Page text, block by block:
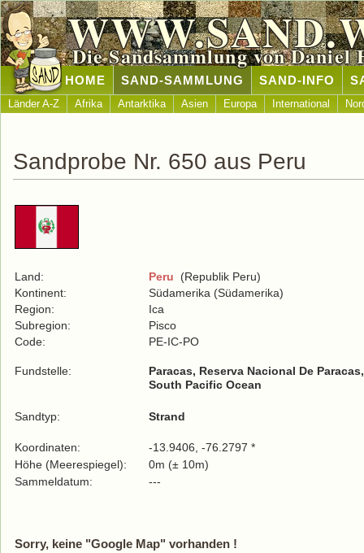
Die Sandsammlung von Daniel
HOME SAND-SAMMLUNG SAND-INFO
Länder A-Z Afrika Antarktika Asien Europa International
Sandprobe Nr. 650 aus Peru
Land: Peru (Republik Peru)
Kontinent:
Südamerika (Südamerika)
Region:
Ica
Subregion:
Pisco
Code:
PE-IC-PO
Fundstelle:
Paracas, Reserva Nacional De
South Pacific Ocean
Sandtyp: Strand
Koordinaten:
-13.9406, -76.2797 *
Höhe (Meerespiegel):
0m (± 10m)
Sammeldatum:
---
Sorry, keine "Google Map" vorhanden !